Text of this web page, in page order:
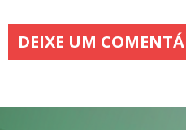
DEIXE UM